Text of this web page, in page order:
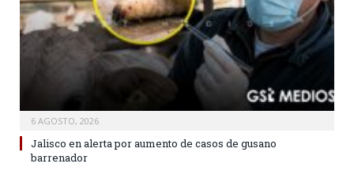
6 AGOSTO, 2026
Jalisco en alerta por aumento de casos de gusano
barrenador